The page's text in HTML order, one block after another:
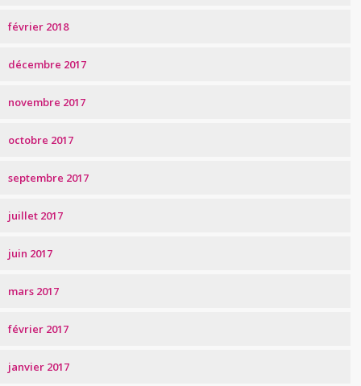
février 2018
décembre 2017
novembre 2017
octobre 2017
septembre 2017
juillet 2017
juin 2017
mars 2017
février 2017
janvier 2017